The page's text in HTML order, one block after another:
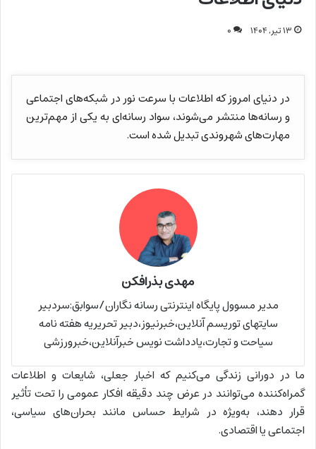
۱۳ تیر, ۱۴۰۴ ۰
در دنیای امروز که اطلاعات با سرعت نور در شبکه‌های اجتماعی
و رسانه‌ها منتشر می‌شوند، سواد رسانه‌ای به یکی از مهم‌ترین
مهارت‌های شهروندی تبدیل شده است.
مهدی بذرافکن
مدیر مسوول پایگاه اینترنتی رسانه نگاران/سوابق:سردبیر
سایتهای توریسم آنلاین،خبرنیوز،دبیر تحریریه هفته نامه
سیاحت و تجارت،یادداشت نویس خبرآنلاین،خبرورزشی
ما در دورانی زندگی می‌کنیم که اخبار جعلی، شایعات و اطلاعات
گمراه‌کننده می‌توانند در عرض چند دقیقه افکار عمومی را تحت تأثیر
قرار دهند، به‌ویژه در شرایط حساس مانند بحران‌های سیاسی،
اجتماعی یا اقتصادی.